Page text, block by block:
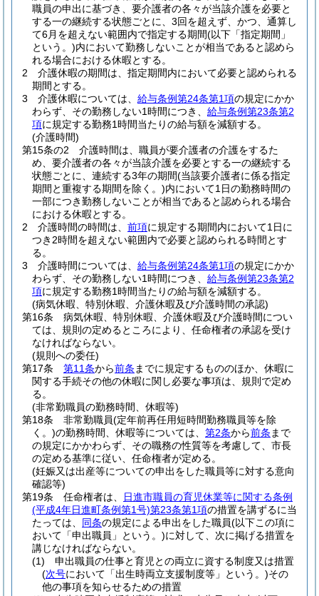
職員の申出に基づき、要介護者の各々が当該介護を必要と
する一の継続する状態ごとに、3回を超えず、かつ、通算し
て6月を超えない範囲内で指定する期間(以下「指定期間」
という。)内において勤務しないことが相当であると認めら
れる場合における休暇とする。
2
介護休暇の期間は、指定期間内において必要と認められる
期間とする。
3
介護休暇については、 給与条例第24条第1項の規定にかか
わらず、その勤務しない1時間につき、 給与条例第23条第2
項に規定する勤務1時間当たりの給与額を減額する。
(介護時間)
第15条の2
介護時間は、職員が要介護者の介護をするた
め、要介護者の各々が当該介護を必要とする一の継続する
状態ごとに、連続する3年の期間(当該要介護者に係る指定
期間と重複する期間を除く。)内において1日の勤務時間の
一部につき勤務しないことが相当であると認められる場合
における休暇とする。
2
介護時間の時間は、 前項に規定する期間内において1日に
つき2時間を超えない範囲内で必要と認められる時間とす
る。
3
介護時間については、 給与条例第24条第1項の規定にかか
わらず、その勤務しない1時間につき、 給与条例第23条第2
項に規定する勤務1時間当たりの給与額を減額する。
(病気休暇、特別休暇、介護休暇及び介護時間の承認)
第16条
病気休暇、特別休暇、介護休暇及び介護時間につい
ては、規則の定めるところにより、任命権者の承認を受け
なければならない。
(規則への委任)
第17条
第11条から前条 までに規定するもののほか、休暇に
関する手続その他の休暇に関し必要な事項は、規則で定め
る。
(非常勤職員の勤務時間、休暇等)
第18条
非常勤職員(定年前再任用短時間勤務職員等を除
く。)の勤務時間、休暇等については、 第2条から前条 まで
の規定にかかわらず、その職務の性質等を考慮して、市長
の定める基準に従い、任命権者が定める。
(妊娠又は出産等についての申出をした職員等に対する意向
確認等)
第19条
任命権者は、
日進市職員の育児休業等に関する条例
(平成4年日進町条例第1号)第23条第1項の措置を講ずるに当
たっては、 同条の規定による申出をした職員(以下この項に
おいて「申出職員」という。)に対して、次に掲げる措置を
講じなければならない。
(1)
申出職員の仕事と育児との両立に資する制度又は措置
(次号において「出生時両立支援制度等」という。)その
他の事項を知らせるための措置